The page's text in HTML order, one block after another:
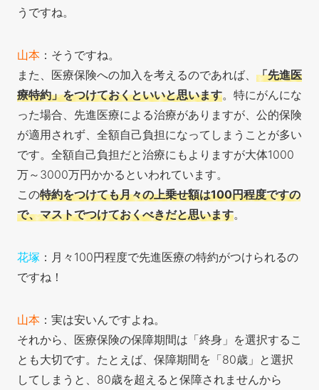
うですね。
山本 ：そうですね。
また、医療保険への加入を考えるのであれば、 「先進医
療特約」をつけておくといいと思います。特にがんにな
った場合、先進医療による治療がありますが、公的保険
が適用されず、全額自己負担になってしまうことが多い
です。全額自己負担だと治療にもよりますが大体1000
万～3000万円かかるといわれています。
この特約をつけても月々の上乗せ額は100円程度ですの
で、マストでつけておくべきだと思います。
花塚 ：月々100円程度で先進医療の特約がつけられるの
ですね！
山本 ：実は安いんですよね。
それから、医療保険の保障期間は「終身」を選択するこ
とも大切です。たとえば、保障期間を「80歳」と選択
してしまうと、80歳を超えると保障されませんから